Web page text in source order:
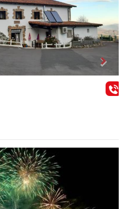
Next